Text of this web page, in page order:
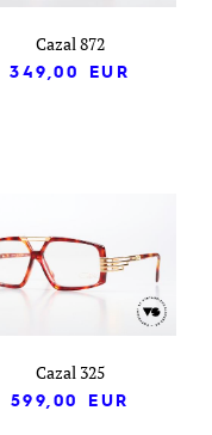
Cazal 872
349,00
EUR
Cazal 325
599,00
EUR